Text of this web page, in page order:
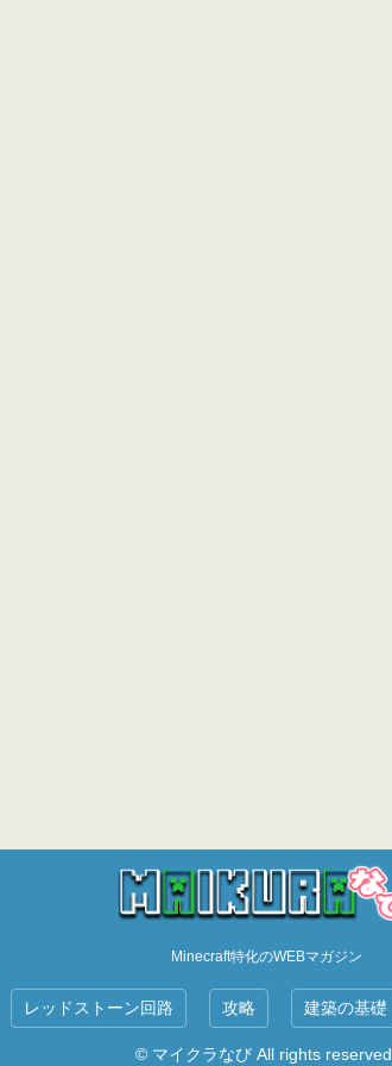
Minecraft特化のWEBマガジン
レッドストーン回路 攻略 建築の基礎
© マイクラなび All rights reserved.